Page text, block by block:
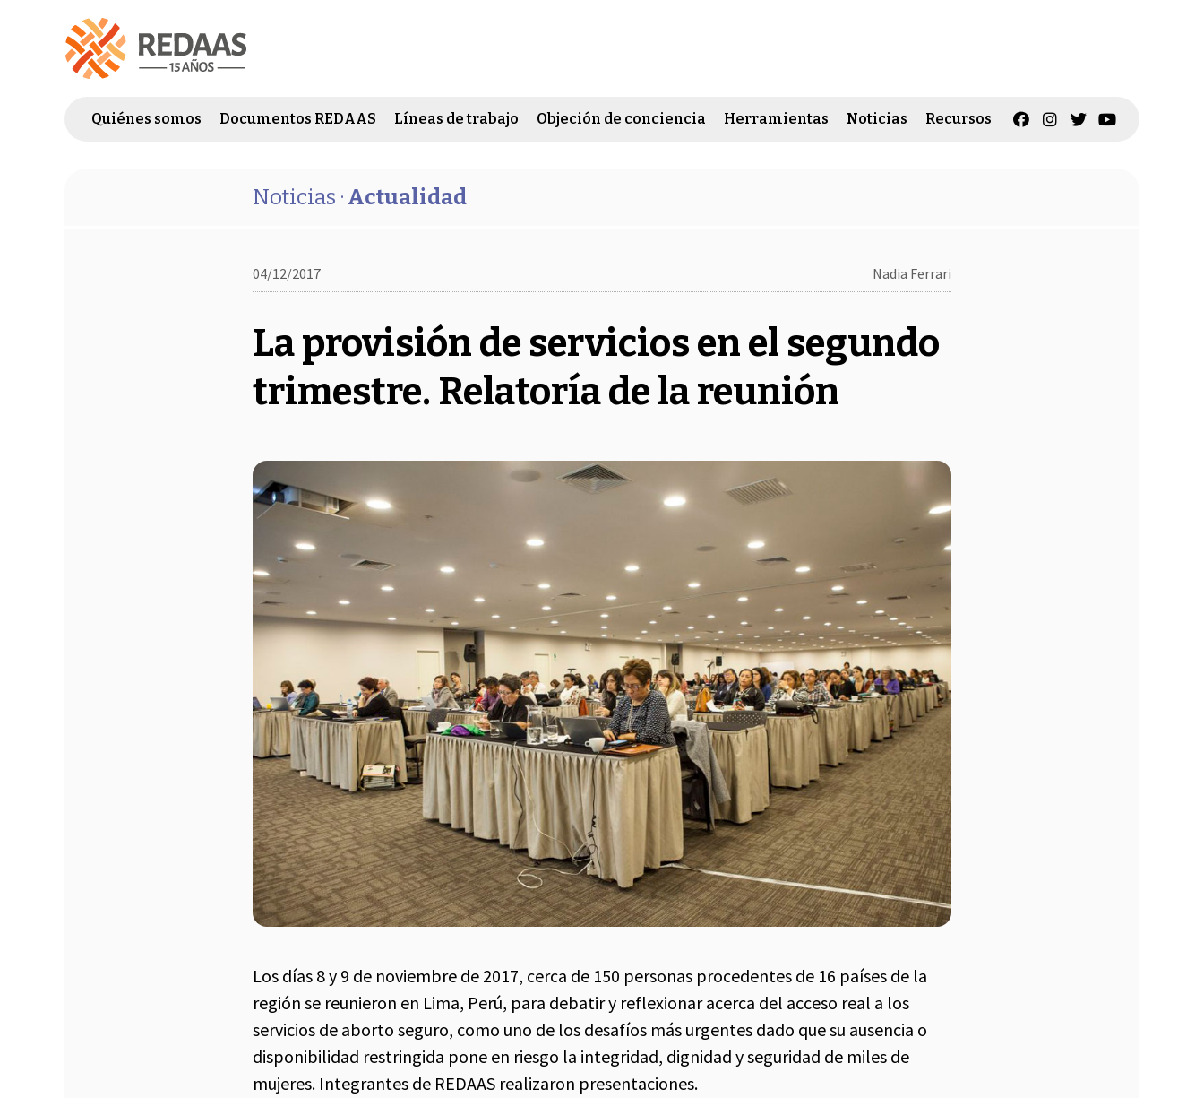
Quiénes somos Documentos REDAAS Líneas de trabajo Objeción de conciencia Herramientas Noticias Recursos
Noticias · Actualidad
04/12/2017 Nadia Ferrari
La provisión de servicios en el segundo
trimestre. Relatoría de la reunión
Los días 8 y 9 de noviembre de 2017, cerca de 150 personas procedentes de 16 países de la
región se reunieron en Lima, Perú, para debatir y reflexionar acerca del acceso real a los
servicios de aborto seguro, como uno de los desafíos más urgentes dado que su ausencia o
disponibilidad restringida pone en riesgo la integridad, dignidad y seguridad de miles de
mujeres. Integrantes de REDAAS realizaron presentaciones.